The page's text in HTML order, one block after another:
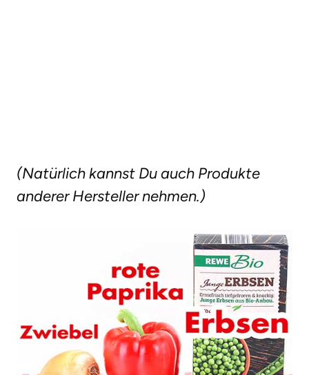
(Natürlich kannst Du auch Produkte
anderer Hersteller nehmen.)